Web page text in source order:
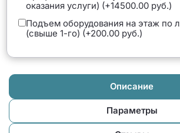
оказания услуги) (+14500.00 руб.)
Подъем оборудования на этаж по
(свыше 1-го) (+200.00 руб.)
Описание
Параметры